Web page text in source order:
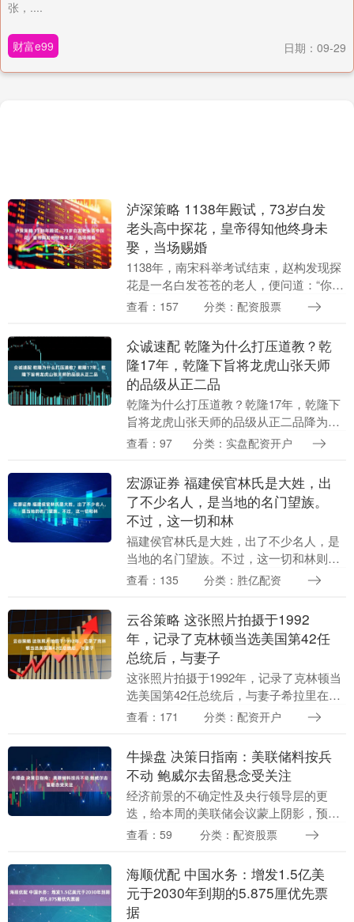
张，....
财富e99 日期：09-29
泸深策略 1138年殿试，73岁白发
老头高中探花，皇帝得知他终身未
娶，当场赐婚
1138年，南宋科举考试结束，赵构发现探
花是一名白发苍苍的老人，便问道：“你多
大了，有孩子吗？”谁料，对方直言：“草
道：“....
查看：157 分类：配资股票
众诚速配 乾隆为什么打压道教？乾
隆17年，乾隆下旨将龙虎山张天师
的品级从正二品
乾隆为什么打压道教？乾隆17年，乾隆下
旨将龙虎山张天师的品级从正二品降为正
五品，永久取消天师入京朝觐、宫廷筵宴
（三品妙正真人）....
查看：97 分类：实盘配资开户
宏源证券 福建侯官林氏是大姓，出
了不少名人，是当地的名门望族。
不过，这一切和林
福建侯官林氏是大姓，出了不少名人，是
当地的名门望族。不过，这一切和林则徐
家似乎沾不上关系。 林则徐祖上没人当过
的祖父林正澄....
查看：135 分类：胜亿配资
云谷策略 这张照片拍摄于1992
年，记录了克林顿当选美国第42任
总统后，与妻子
这张照片拍摄于1992年，记录了克林顿当
选美国第42任总统后，与妻子希拉里在白
宫就职晚宴上的珍贵瞬间。 当时克林顿46
身着....
查看：171 分类：配资开户
牛操盘 决策日指南：美联储料按兵
不动 鲍威尔去留悬念受关注
经济前景的不确定性及央行领导层的更
迭，给本周的美联储会议蒙上阴影，预计
该行官员将在周三维持利率不变。 伊朗战
了通胀升温和经济....
查看：59 分类：配资股票
海顺优配 中国水务：增发1.5亿美
元于2030年到期的5.875厘优先票
据